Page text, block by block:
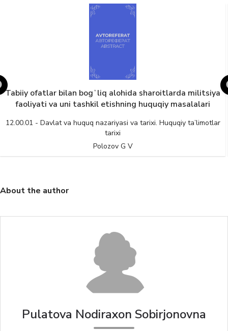
Tabiiy ofatlar bilan bogʻliq alohida sharoitlarda militsiya
faoliyati va uni tashkil etishning huquqiy masalalari
12.00.01 - Davlat va huquq nazariyasi va tarixi. Huquqiy ta’limotlar
tarixi
Polozov G V
About the author
Pulatova Nodiraxon Sobirjonovna